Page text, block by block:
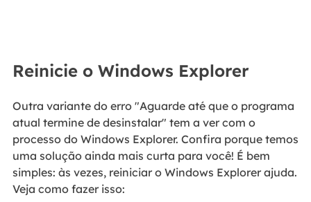
Reinicie o Windows Explorer
Outra variante do erro "Aguarde até que o programa
atual termine de desinstalar" tem a ver com o
processo do Windows Explorer. Confira porque temos
uma solução ainda mais curta para você! É bem
simples: às vezes, reiniciar o Windows Explorer ajuda.
Veja como fazer isso: